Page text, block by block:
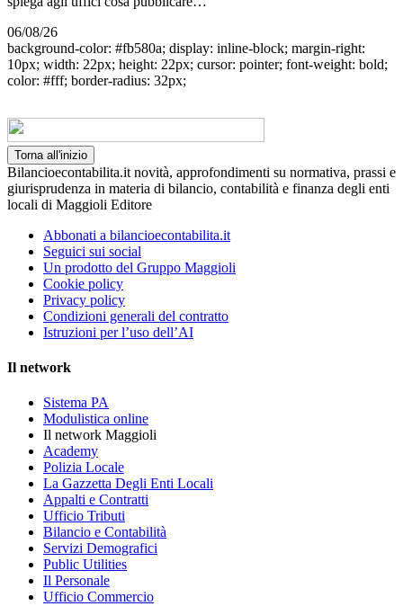
06/08/26
background-color: #fb580a; display: inline-block; margin-right:
10px; width: 22px; height: 22px; cursor: pointer; font-weight: bold;
color: #fff; border-radius: 32px;
Torna all'inizio
Bilancioecontabilita.it novità, approfondimenti su normativa, prassi e
giurisprudenza in materia di bilancio, contabilità e finanza degli enti
locali di Maggioli Editore
Abbonati a bilancioecontabilita.it
Seguici sui social
Un prodotto del Gruppo Maggioli
Cookie policy
Privacy policy
Condizioni generali del contratto
Istruzioni per l’uso dell’AI
Il network
Sistema PA
Modulistica online
Il network Maggioli
Academy
Polizia Locale
La Gazzetta Degli Enti Locali
Appalti e Contratti
Ufficio Tributi
Bilancio e Contabilità
Servizi Demografici
Public Utilities
Il Personale
Ufficio Commercio